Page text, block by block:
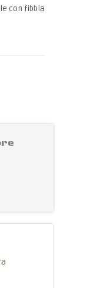
con fibbia